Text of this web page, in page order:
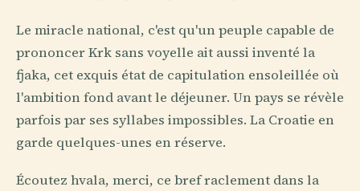
Le miracle national, c'est qu'un peuple capable de
prononcer Krk sans voyelle ait aussi inventé la
fjaka, cet exquis état de capitulation ensoleillée où
l'ambition fond avant le déjeuner. Un pays se révèle
parfois par ses syllabes impossibles. La Croatie en
garde quelques-unes en réserve.
Écoutez hvala, merci, ce bref raclement dans la